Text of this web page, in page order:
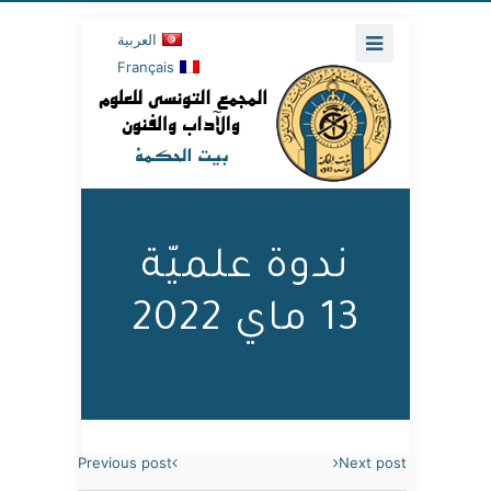
العربية
Français
ندوة علميّة
13 ماي 2022
Previous post Next post